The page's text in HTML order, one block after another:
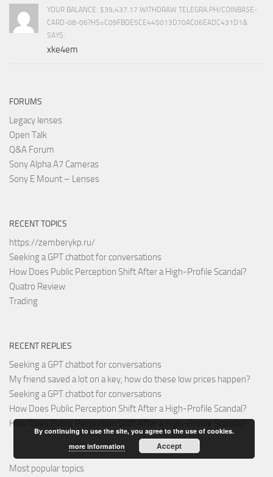
YOUR BALANCE: $39,437.17 WITHDRAW TELEGRA.PH/COINBASE-
CARD-08-06?HS=C09FBDE5CE445013D70AC06EADC431D1&
SAYS:
xke4em
FORUMS
Legacy lenses
Open Talk
Q&A Forum
Sony Alpha A7 Cameras
Sony E Mount – Lenses
RECENT TOPICS
https://zemberykp.ru/
Seeking a GPT chatbot for conversations
How Does Public Perception Shift After a High-Profile Scandal?
Quatro Review
Trading
RECENT REPLIES
Seeking a GPT chatbot for conversations
My friend saved a lot on a key, how do these low prices happen?
Seeking a GPT chatbot for conversations
How Does Public Perception Shift After a High-Profile Scandal?
How Does Public Perception Shift After a High-Profile Scandal?
Most popular topics
By continuing to use the site, you agree to the use of cookies.
more information
Accept